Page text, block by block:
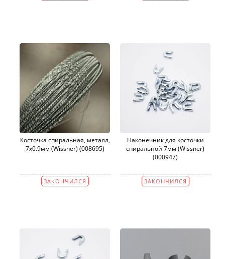
Косточка спиральная, металл,
7х0.9мм (Wissner) (008695)
ЗАКОНЧИЛСЯ
Наконечник для косточки
спиральной 7мм (Wissner)
(000947)
ЗАКОНЧИЛСЯ